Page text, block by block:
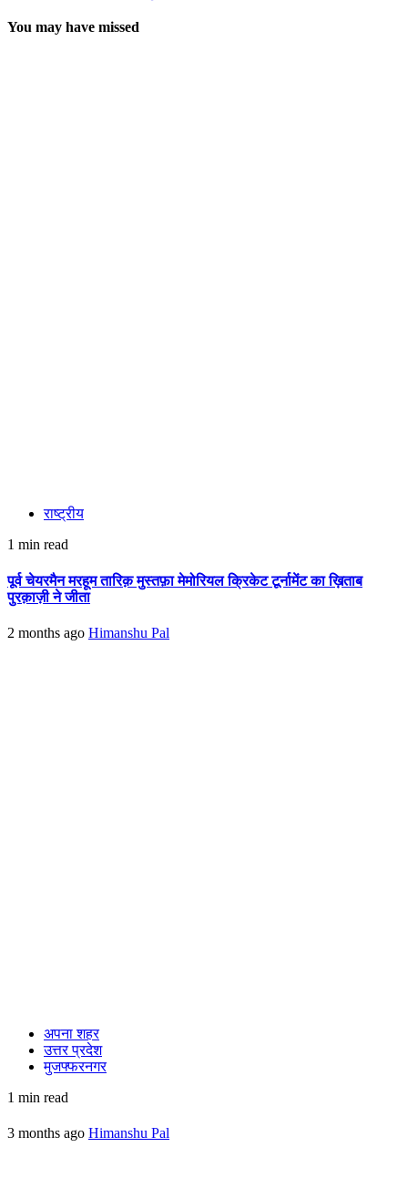
You may have missed
राष्ट्रीय
1 min read
पूर्व चेयरमैन मरहूम तारिक़ मुस्तफ़ा मेमोरियल क्रिकेट टूर्नामेंट का ख़िताब
पुरक़ाज़ी ने जीता
2 months ago Himanshu Pal
अपना शहर
उत्तर प्रदेश
मुजफ्फरनगर
1 min read
3 months ago Himanshu Pal